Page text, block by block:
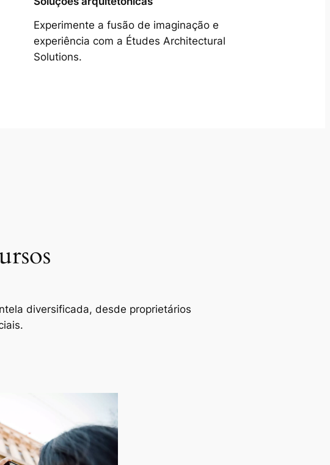
Experimente a fusão de imaginação e
experiência com a Études Architectural
Solutions.
diversificada, desde proprietários